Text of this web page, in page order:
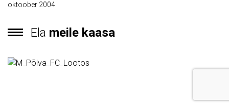
oktoober 2004
Ela meile kaasa